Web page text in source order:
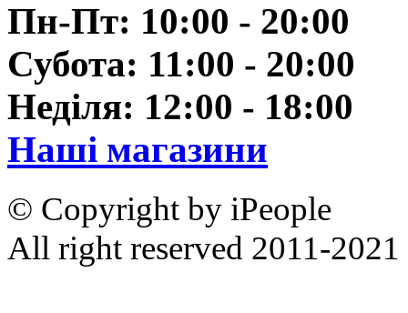
Пн-Пт: 10:00 - 20:00
Субота: 11:00 - 20:00
Неділя: 12:00 - 18:00
Наші магазини
© Copyright by iPeople
All right reserved 2011-2021